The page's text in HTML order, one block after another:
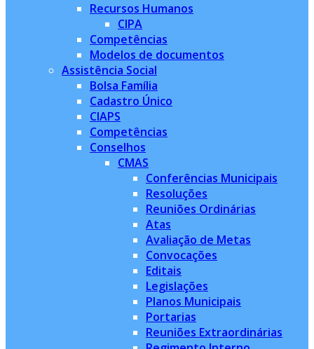
Recursos Humanos
CIPA
Competências
Modelos de documentos
Assistência Social
Bolsa Família
Cadastro Único
CIAPS
Competências
Conselhos
CMAS
Conferências Municipais
Resoluções
Reuniões Ordinárias
Atas
Avaliação de Metas
Convocações
Editais
Legislações
Planos Municipais
Portarias
Reuniões Extraordinárias